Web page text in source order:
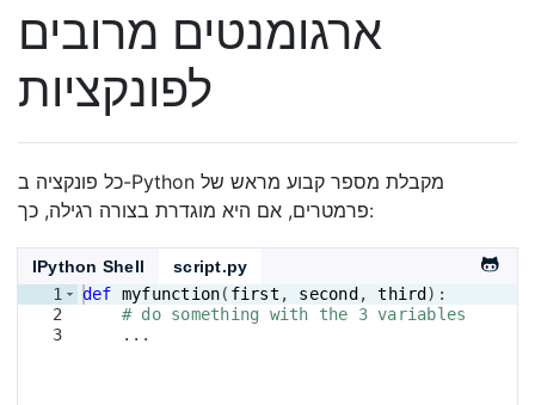
ארגומנטים מרובים
לפונקציות
כל פונקציה ב-Python מקבלת מספר קבוע מראש של
פרמטרים, אם היא מוגדרת בצורה רגילה, כך:
IPython Shell
script.py
1
2
3
def myfunction( first , second , third ) :
# do something with the 3 variables
    ...